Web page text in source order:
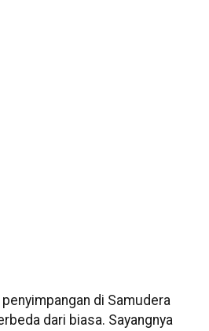
di Samudera
dari biasa. Sayangnya